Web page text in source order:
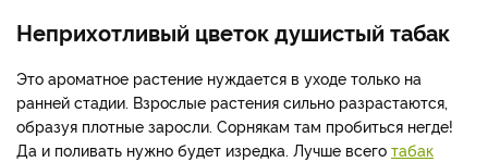
Неприхотливый цветок душистый табак
Это ароматное растение нуждается в уходе только на
ранней стадии. Взрослые растения сильно разрастаются,
образуя плотные заросли. Сорнякам там пробиться негде!
Да и поливать нужно будет изредка. Лучше всего табак